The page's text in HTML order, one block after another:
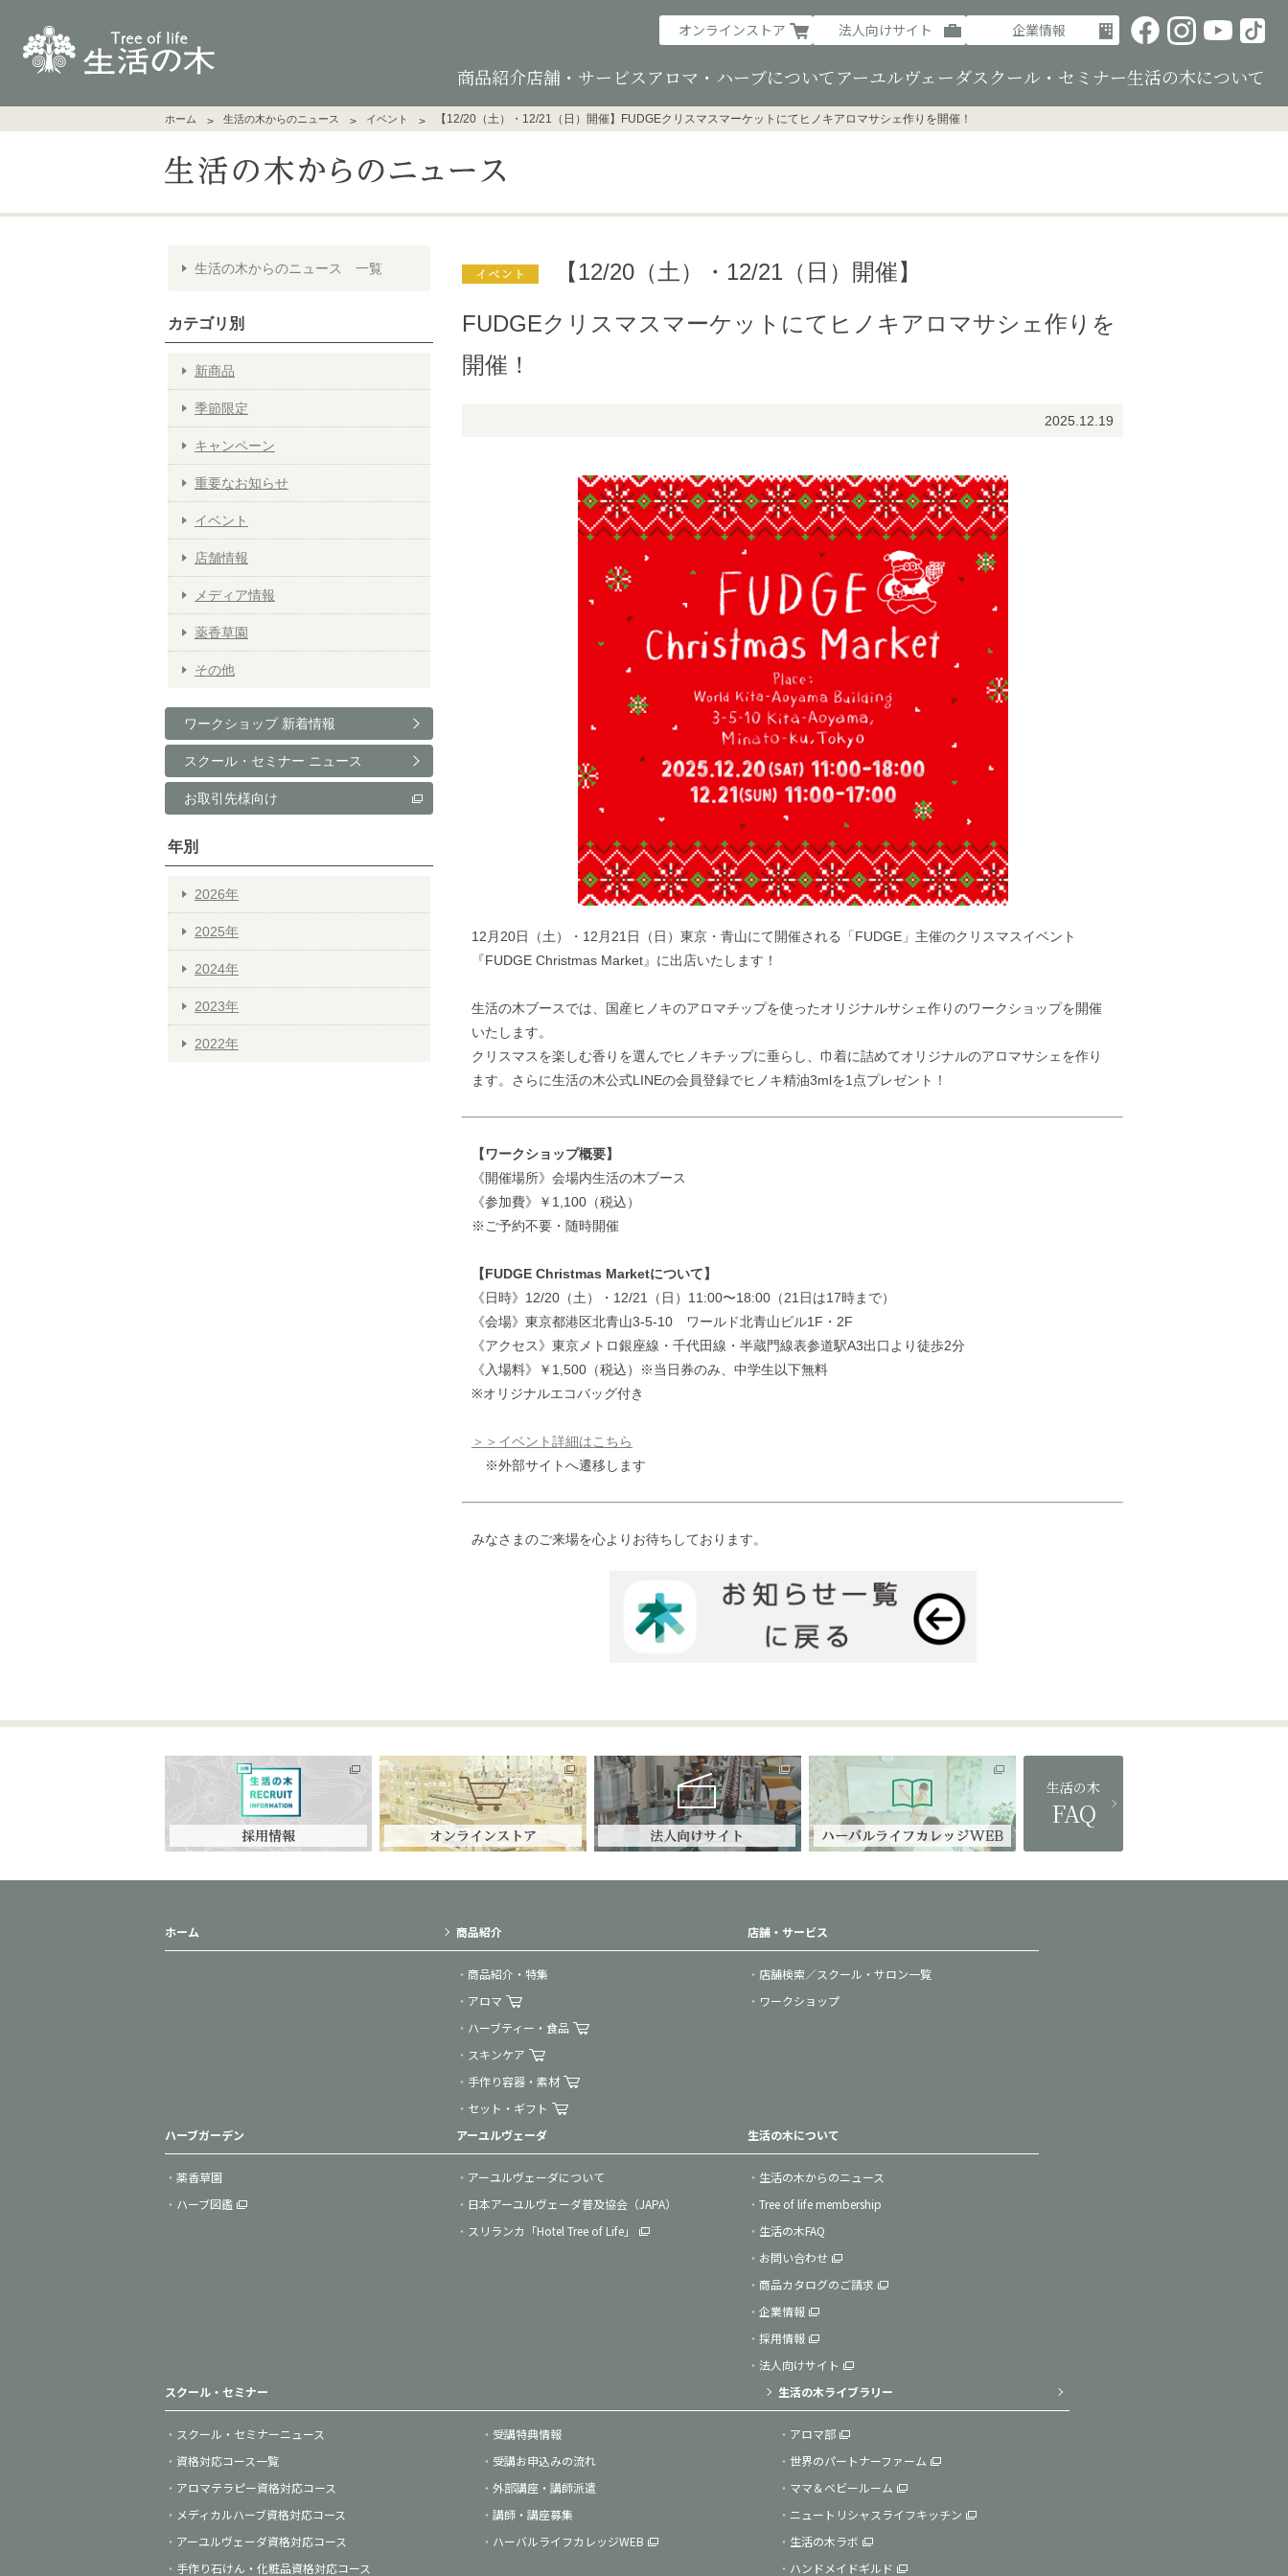
商品紹介店舗・サービスアロマ・ハーブについてアーユルヴェーダスクール・セミナー生活の木について
オンラインストア 法人向けサイト 企業情報
ホーム 生活の木からのニュース イベント 【12/20（土）・12/21（日）開催】FUDGEクリスマスマーケットにてヒノキアロマサシェ作りを開催！
【12/20（土）・12/21（日）開催】
FUDGEクリスマスマーケットにてヒノキアロマサシェ作りを
開催！
2025.12.19
12月20日（土）・12月21日（日）東京・青山にて開催される
「FUDGE」主催のクリスマスイベント
『FUDGE Christmas Market』に出店いたします！
生活の木ブースでは、国産ヒノキのアロマチップを使ったオリジナルサシェ作りのワークショップを開催
いたします。
クリスマスを楽しむ香りを選んでヒノキチップに垂らし、巾着に詰めてオリジナルのアロマサシェを作り
ます。さらに生活の木公式LINEの会員登録でヒノキ精油3mlを1点プレゼント！
【ワークショップ概要】
《開催場所》会場内生活の木ブース
《参加費》￥1,100（税込）
※ご予約不要・随時開催
【FUDGE Christmas Marketについて】
《日時》12/20（土）・12/21（日）11:00〜18:00（21日は17時まで）
《会場》東京都港区北青山3-5-10 ワールド北青山ビル1F・2F
《アクセス》東京メトロ銀座線・千代田線・半蔵門線表参道駅A3出口より徒歩2分
《入場料》￥1,500（税込）※当日券のみ、 中学生以下無料
※オリジナルエコバッグ付き
＞＞イベント詳細はこちら
※外部サイトへ遷移します
みなさまのご来場を心よりお待ちしております。
生活の木からのニュース 一覧
カテゴリ別
新商品
季節限定
キャンペーン
重要なお知らせ
イベント
店舗情報
メディア情報
薬香草園
その他
ワークショップ 新着情報
スクール・セミナー ニュース
お取引先様向け
年別
2026年
2025年
2024年
2023年
2022年
生活の木
FAQ
ホーム 商品紹介
商品紹介・特集
アロマ
ハーブティー・食品
スキンケア
手作り容器・素材
セット・ギフト
店舗・サービス
店舗検索／スクール・サロン一覧
ワークショップ
ハーブガーデン
薬香草園
ハーブ図鑑
アーユルヴェーダ
アーユルヴェーダについて
日本アーユルヴェーダ普及協会（JAPA）
スリランカ「Hotel Tree of Life」
生活の木について
生活の木からのニュース
Tree of life membership
生活の木FAQ
お問い合わせ
商品カタログのご請求
企業情報
採用情報
法人向けサイト
スクール・セミナー
スクール・セミナーニュース
資格対応コース一覧
アロマテラピー資格対応コース
メディカルハーブ資格対応コース
アーユルヴェーダ資格対応コース
手作り石けん・化粧品資格対応コース
受講特典情報
受講お申込みの流れ
外部講座・講師派遣
講師・講座募集
ハーバルライフカレッジWEB
生活の木ライブラリー
アロマ部
世界のパートナーファーム
ママ＆ベビールーム
ニュートリシャスライフキッチン
生活の木ラボ
ハンドメイドギルド